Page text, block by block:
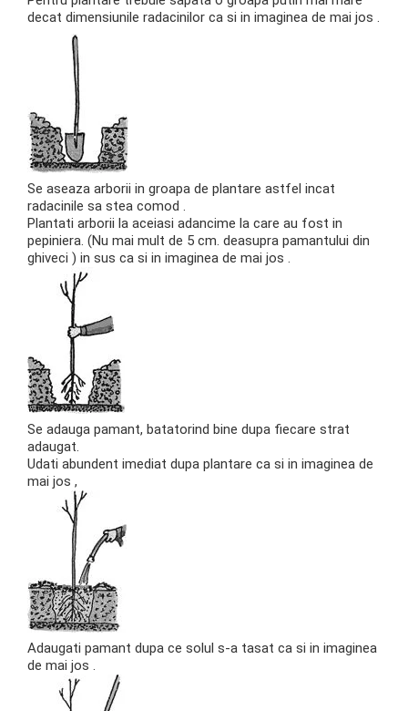
decat dimensiunile radacinilor ca si in imaginea de mai jos .
Se aseaza arborii in groapa de plantare astfel incat
radacinile sa stea comod .
Plantati arborii la aceiasi adancime la care au fost in
pepiniera. (Nu mai mult de 5 cm. deasupra pamantului din
ghiveci ) in sus ca si in imaginea de mai jos .
Se adauga pamant, batatorind bine dupa fiecare strat
adaugat.
Udati abundent imediat dupa plantare ca si in imaginea de
mai jos ,
Adaugati pamant dupa ce solul s-a tasat ca si in imaginea
de mai jos .